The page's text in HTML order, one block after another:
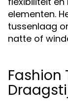
elementen.
tussenlaag
natte of
Fashion